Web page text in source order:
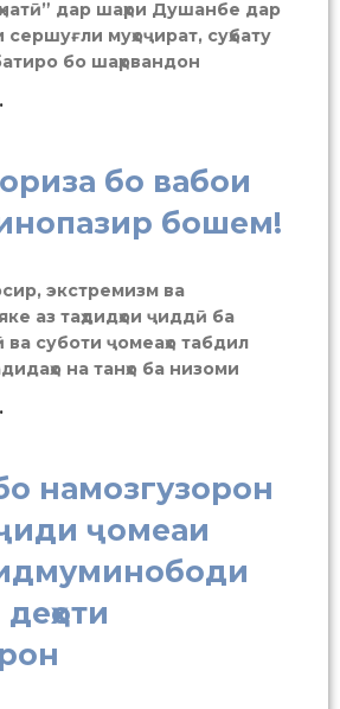
дар шаҳри Душанбе дар
муҳоҷират, суҳбату
бо шаҳрвандон
бо вабои
бошем!
экстремизм ва
аз таҳдидҳои ҷиддӣ ба
суботи ҷомеаҳо табдил
на танҳо ба низоми
намозгузорон
ҷомеаи